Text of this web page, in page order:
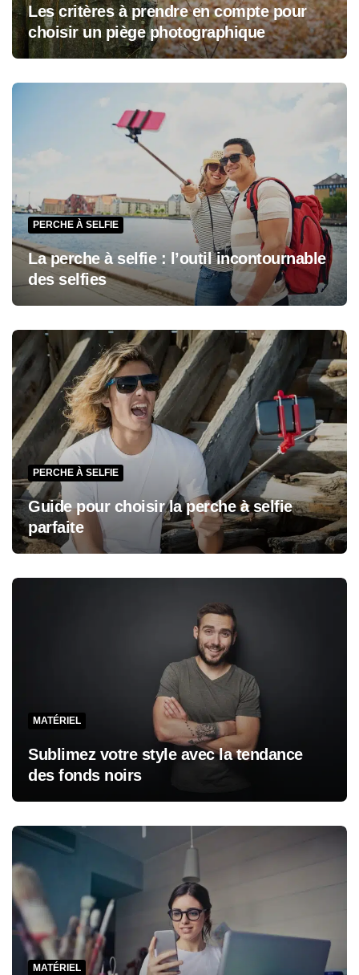
Les critères à prendre en compte pour
choisir un piège photographique
PERCHE À SELFIE
La perche à selfie : l’outil incontournable
des selfies
PERCHE À SELFIE
Guide pour choisir la perche à selfie
parfaite
MATÉRIEL
Sublimez votre style avec la tendance
des fonds noirs
MATÉRIEL